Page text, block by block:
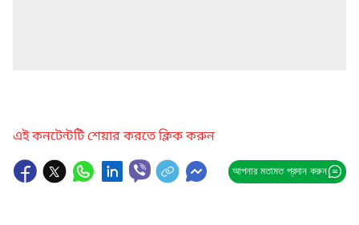
এই কনটেন্টটি শেয়ার করতে ক্লিক করুন
আপনার মতামত প্রদান করুন